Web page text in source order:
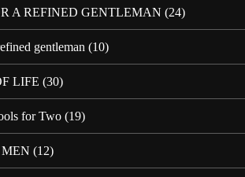
A REFINED GENTLEMAN (24)
gentleman (10)
LIFE (30)
for Two (19)
MEN (12)